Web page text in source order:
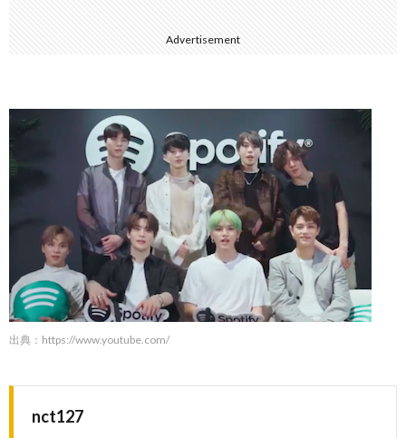
Advertisement
出典：https://www.youtube.com/
nct127